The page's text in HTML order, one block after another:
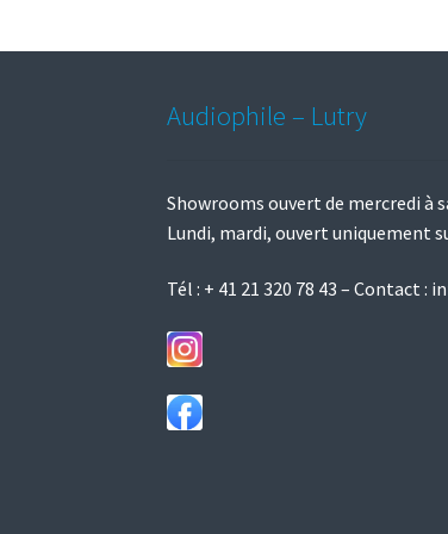
Audiophile – Lutry
Showrooms ouvert de mercredi à
Lundi, mardi, ouvert uniquement
Tél : + 41 21 320 78 43 – Contact :